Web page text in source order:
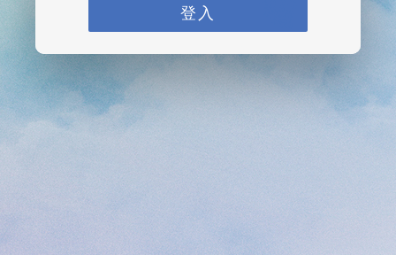
登入